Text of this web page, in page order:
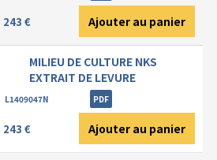
243 € Ajouter au panier
MILIEU DE CULTURE NKS
EXTRAIT DE LEVURE
L1409047N PDF
243 € Ajouter au panier